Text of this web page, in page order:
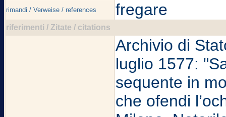
rimandi / Verweise / references fregare
riferimenti / Zitate / citations
Archivio di
luglio 1577:
sequente in
che ofendi